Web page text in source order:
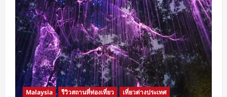
Malaysia รีวิวสถานที่ท่องเที่ยว เที่ยวต่างประเทศ